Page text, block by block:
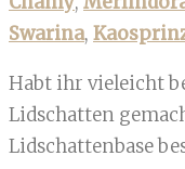
Swarina,
Habt ihr vieleicht
Lidschatten
Lidschattenbase